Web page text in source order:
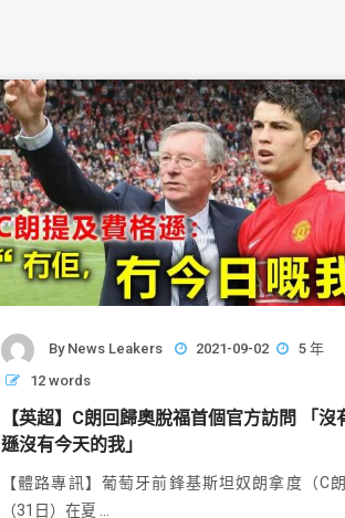
By News Leakers 2021-09-02
5 年
12 words
【英超】C朗回歸奧脫福首個官方訪問 「沒
遜沒有今天的我」
【體路專訊】葡萄牙前鋒基斯坦奴朗拿度（C
（31日）在夏 …